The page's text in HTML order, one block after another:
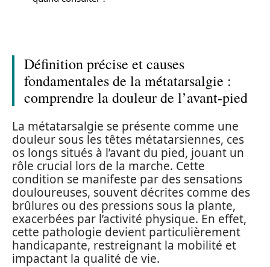
Définition précise et causes
fondamentales de la métatarsalgie :
comprendre la douleur de l’avant-pied
La métatarsalgie se présente comme une
douleur sous les têtes métatarsiennes, ces
os longs situés à l’avant du pied, jouant un
rôle crucial lors de la marche. Cette
condition se manifeste par des sensations
douloureuses, souvent décrites comme des
brûlures ou des pressions sous la plante,
exacerbées par l’activité physique. En effet,
cette pathologie devient particulièrement
handicapante, restreignant la mobilité et
impactant la qualité de vie.